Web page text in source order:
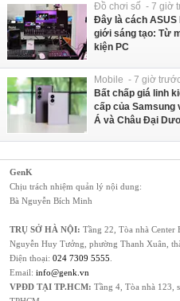
Đồ chơi số - 7 giờ
Đây là cách ASUS
giới sáng tạo: Từ
kiện PC
Mobile - 7 giờ
Bất chấp giá linh
cấp của Samsung
Á và Châu Đại
GenK
Chịu trách nhiệm quản lý nội dung:
Bà Nguyễn Bích Minh
TRỤ SỞ HÀ NỘI: Tầng 22, Tòa nhà
Nguyễn Huy Tưởng, phường Thanh Xuân,
Điện thoại: 024 7309 5555
Email: info@genk.vn
VPĐD TẠI TP.HCM: Tầng 4, Tòa nhà 123,